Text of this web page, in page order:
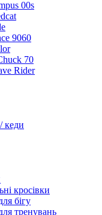
00s
9060
70
Rider
кеди
кросівки
бігу
тренувань